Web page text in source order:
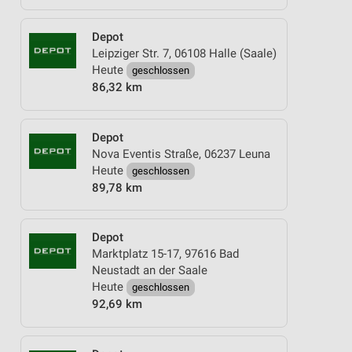
Depot
Leipziger Str. 7, 06108 Halle (Saale)
Heute
geschlossen
86,32 km
Depot
Nova Eventis Straße, 06237 Leuna
Heute
geschlossen
89,78 km
Depot
Marktplatz 15-17, 97616 Bad
Neustadt an der Saale
Heute
geschlossen
92,69 km